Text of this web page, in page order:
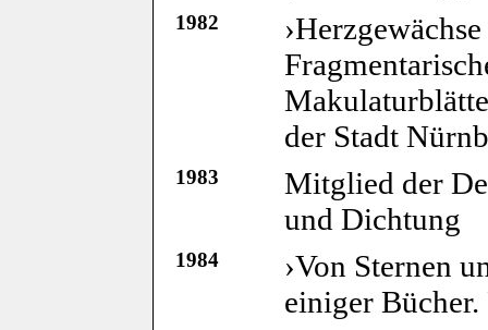
1982
der Stadt
1983
Mitglied der
und Dichtung
1984
›Von Sternen
einiger Bücher.